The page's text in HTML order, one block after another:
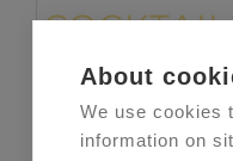
About
We use cookies
information on
5
200,00